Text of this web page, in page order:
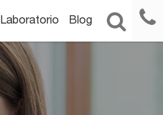
Laboratorio Blog